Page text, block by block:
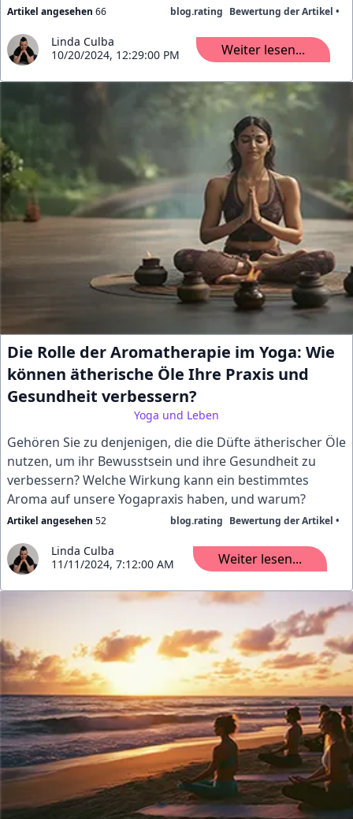
Artikel angesehen 66 blog.rating Bewertung der Artikel •
Linda Culba
10/20/2024, 12:29:00 PM
Weiter lesen...
Die Rolle der Aromatherapie im Yoga: Wie
können ätherische Öle Ihre Praxis und
Gesundheit verbessern?
Yoga und Leben
Gehören Sie zu denjenigen, die die Düfte ätherischer Öle
nutzen, um ihr Bewusstsein und ihre Gesundheit zu
verbessern? Welche Wirkung kann ein bestimmtes
Aroma auf unsere Yogapraxis haben, und warum?
Artikel angesehen 52 blog.rating Bewertung der Artikel •
Linda Culba
11/11/2024, 7:12:00 AM
Weiter lesen...